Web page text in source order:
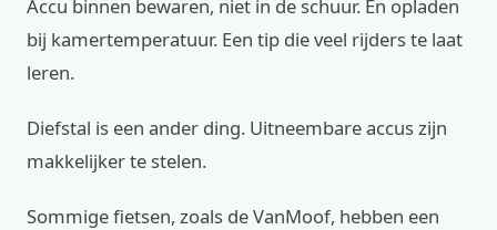
Accu binnen bewaren, niet in de schuur. En opladen
bij kamertemperatuur. Een tip die veel rijders te laat
leren.
Diefstal is een ander ding. Uitneembare accus zijn
makkelijker te stelen.
Sommige fietsen, zoals de VanMoof, hebben een